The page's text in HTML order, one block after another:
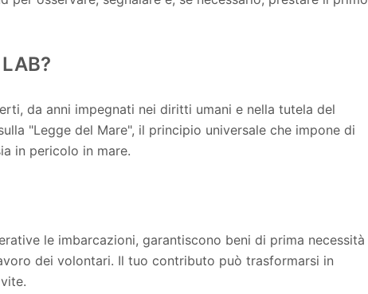
da anni impegnati nei diritti umani e nella tutela del
"Legge del Mare", il principio universale che impone di
in pericolo in mare.
le imbarcazioni, garantiscono beni di prima necessità
dei volontari. Il tuo contributo può trasformarsi in